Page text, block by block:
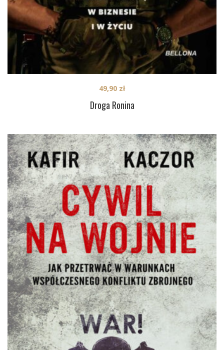
Droga Ronina
49,90 zł